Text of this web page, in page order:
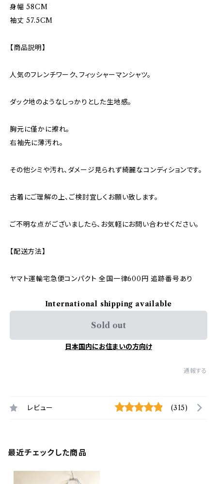
身幅 58CM
袖丈 57.5CM
【商品説明】
人気のフレンチワーク、フィッシャーマンシャツ。
ダック地のようなしっかりとした生地感。
胸元に僅かに擦れ。
右袖先に薄汚れ。
その他シミや汚れ、ダメージ見られず綺麗なコンディションです。
古着にご理解の上、ご検討宜しくお願い致します。
ご不明な点がございましたら、お気軽にお問い合わせください。
【配送方法】
ヤマト運輸宅急便コンパクト 全国一律600円 追跡番号あり
International shipping available
Sold out
日本国内にお住まいの方向け
通報する
レビュー (315)
最近チェックした商品